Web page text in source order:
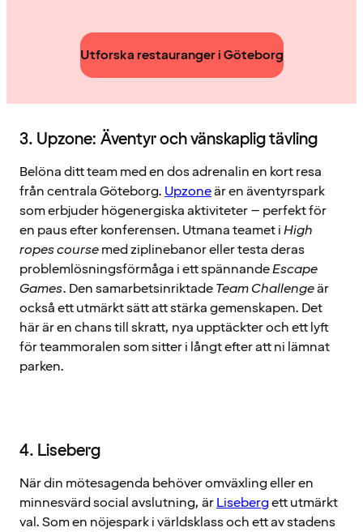
Utforska restauranger i Göteborg
3. Upzone: Äventyr och vänskaplig tävling
Belöna ditt team med en dos adrenalin en kort resa
från centrala Göteborg. Upzoneär en äventyrspark
som erbjuder högenergiska aktiviteter – perfekt för
en paus efter konferensen. Utmana teamet iHigh
ropes coursemed ziplinebanor eller testa deras
problemlösningsförmåga i ett spännandeEscape
Games. Den samarbetsinriktadeTeam Challengeär
också ett utmärkt sätt att stärka gemenskapen. Det
här är en chans till skratt, nya upptäckter och ett lyft
för teammoralen som sitter i långt efter att ni lämnat
parken.
4. Liseberg
När din mötesagenda behöver omväxling eller en
minnesvärd social avslutning, ärLisebergett utmärkt
val. Som en nöjespark i världsklass och ett av stadens